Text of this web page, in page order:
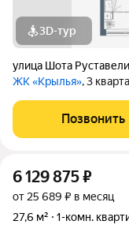
3D-тур
улица Шота Руставели
ЖК «Крылья», 3
Позвонить
6 129 875₽
от 25 689 ₽ в месяц
27,6 м²
1-комн.